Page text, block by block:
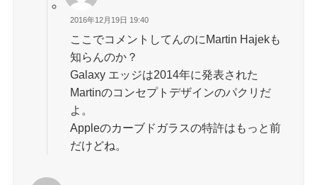
2016年12月19日 19:40
ここでコメントしてんのにMartin Hajekも
知らんのか？
Galaxy エッジは2014年に発表された
Martinのコンセプトデザインのパクリだ
よ。
Appleのカーブドガラスの特許はもっと前
だけどね。